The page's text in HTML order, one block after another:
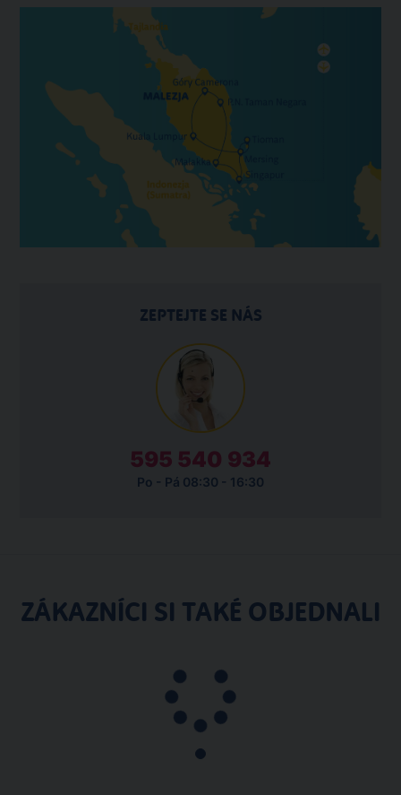
ZEPTEJTE SE NÁS
595 540 934
Po - Pá 08:30 - 16:30
ZÁKAZNÍCI SI TAKÉ OBJEDNALI